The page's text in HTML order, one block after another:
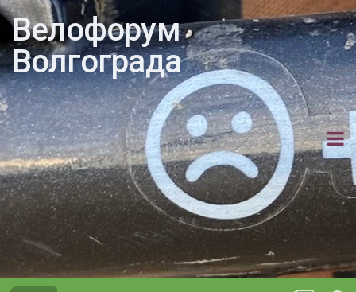
Велофорум
Волгограда